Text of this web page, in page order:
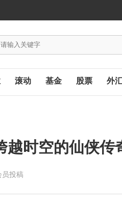
滚动 基金 股票 外
时空的仙侠传
投稿